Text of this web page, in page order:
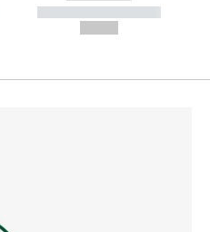
----------- -----------